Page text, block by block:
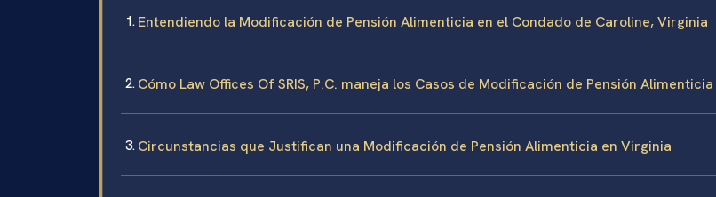
Entendiendo la Modificación de Pensión Alimenticia en el Condado de Caroline, Virginia
Cómo Law Offices Of SRIS, P.C. maneja los Casos de Modificación de Pensión Alimenticia
Circunstancias que Justifican una Modificación de Pensión Alimenticia en Virginia